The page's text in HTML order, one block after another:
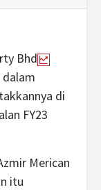
Bhd
dalam
di
FY23
Merican
itu